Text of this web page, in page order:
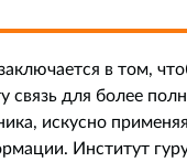
в том,
связь для более
искусно
Институт